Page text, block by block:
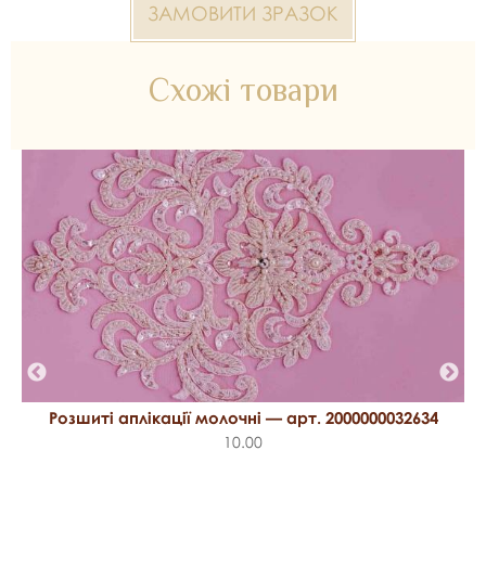
ЗАМОВИТИ ЗРАЗОК
Схожі товари
Розшиті аплікації молочні — арт. 2000000032634
10.00